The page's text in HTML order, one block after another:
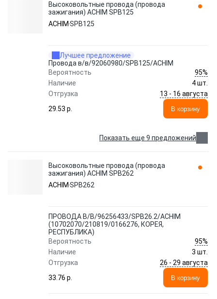
Высоковольтные провода (провода
зажигания) ACHIM SPB125
ACHIM SPB125
Лучшее предложение
Провода в/в/92060980/SPB125/ACHIM
Вероятность
95%
Наличие
4 шт.
Отгрузка
13 - 16 августа
29.53 p.
В корзину
Показать еще 9 предложений
Высоковольтные провода (провода
зажигания) ACHIM SPB262
ACHIM SPB262
ПРОВОДА В/В/96256433/SPB26.2/ACHIM
(10702070/210819/0166276, КОРЕЯ,
РЕСПУБЛИКА)
Вероятность
95%
Наличие
3 шт.
Отгрузка
26 - 29 августа
33.76 p.
В корзину